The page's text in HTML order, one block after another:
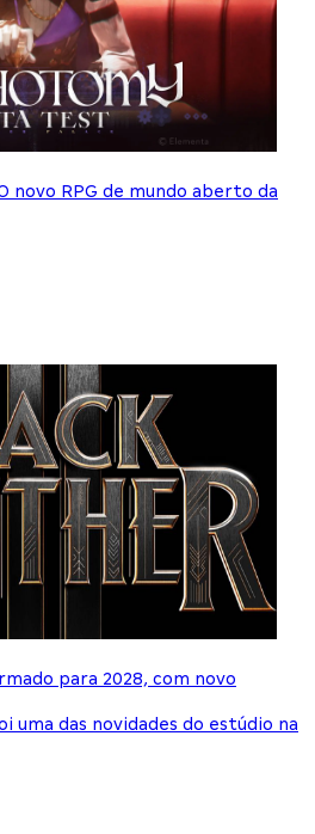
novo RPG de mundo aberto da
para 2028, com novo
uma das novidades do estúdio na